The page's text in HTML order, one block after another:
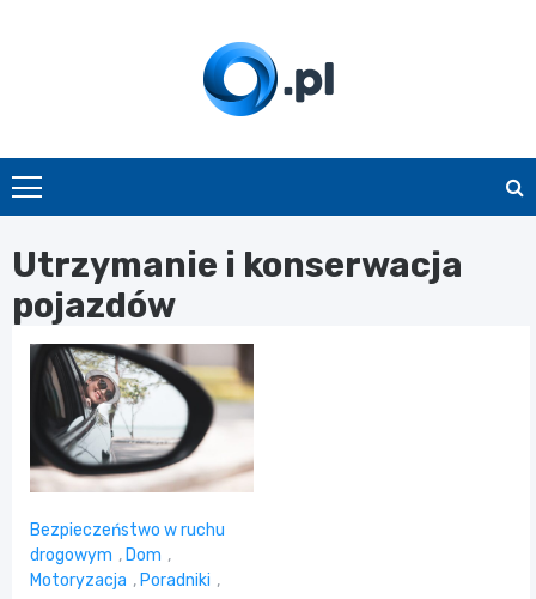
O.pl
Utrzymanie i konserwacja
pojazdów
Bezpieczeństwo w ruchu
drogowym , Dom ,
Motoryzacja ,Poradniki ,